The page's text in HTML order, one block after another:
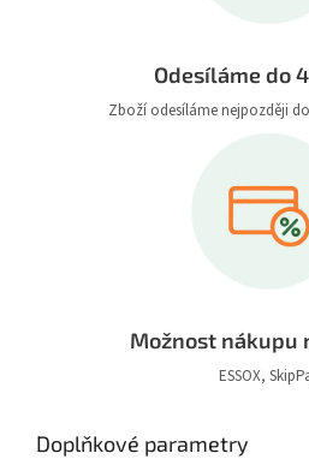
Odesíláme do
Zboží odesíláme nejpozději
Možnost nákupu
ESSOX,
Doplňkové parametry